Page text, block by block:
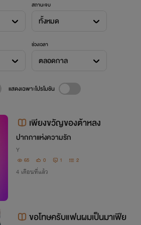
สถานะจบ
ทั้งหมด
ช่วงเวลา
ตลอดกาล
แสดงเฉพาะโปรโมชัน
เพียงขวัญของต้าหลง
ปากกาแห่งความรัก
Y
65 0 1 2
4 เดือนที่แล้ว
ขอโทษครับแฟนผมเป็นมาเฟีย